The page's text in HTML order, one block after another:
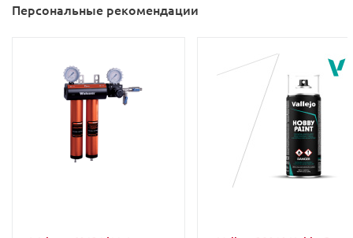
Персональные рекомендации